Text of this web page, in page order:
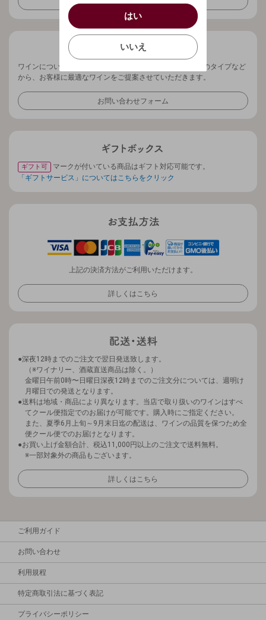
ワインについてお気軽にご相談ください。ご予算、ワインのタイプなど
から、お客様に最適なワインをご提案させていただきます。
お問い合わせフォーム
ギフト可
マークが付いている商品はギフト対応可能です。
「ギフトサービス」についてはこちらをクリック
上記の決済方法がご利用いただけます。
詳しくはこちら
深夜12時までのご注文で翌日発送致します。
（※ワイナリー、酒蔵直送商品は除く。）
金曜日午前0時〜日曜日深夜12時までのご注文分については、週明け
月曜日での発送となります。
送料は地域・商品により異なります。当店で取り扱いのワインはすべ
てクール便指定でのお届けが可能です。購入時にご指定ください。
また、夏季6月上旬～9月末日迄の配送は、ワインの品質を保つため全
便クール便でのお届けとなります。
お買い上げ金額合計、税込11,000円以上のご注文で送料無料。
※一部対象外の商品もございます。
詳しくはこちら
ご利用ガイド
お問い合わせ
利用規程
特定商取引法に基づく表記
プライバシーポリシー
はい
いいえ
/
確認する
いいえ